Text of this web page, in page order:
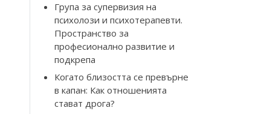
Група за супервизия на
психолози и психотерапевти.
Пространство за
професионално развитие и
подкрепа
Когато близостта се превърне
в капан: Как отношенията
стават дрога?